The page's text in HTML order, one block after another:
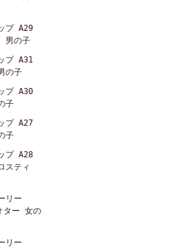
プ A29
男の子
プ A31
の子
プ A30
子
プ A27
子
プ A28
スティ
リー
ー 女の
リー